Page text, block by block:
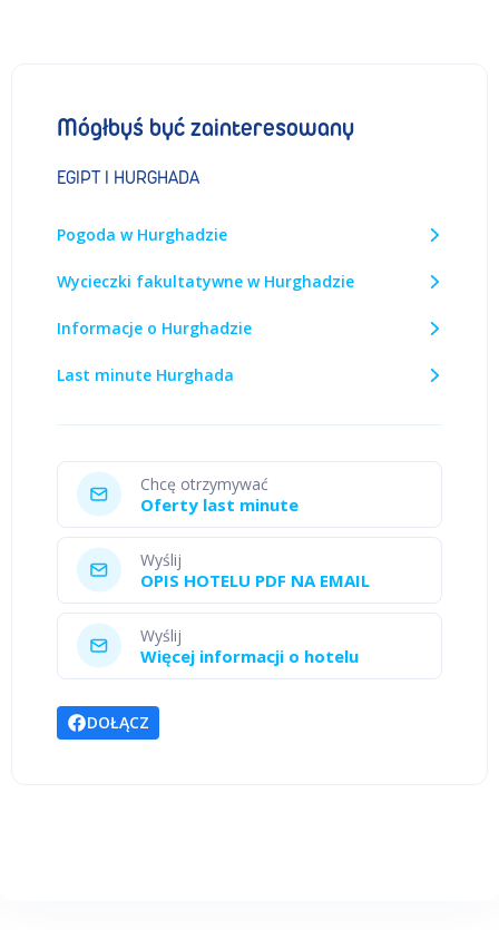
Mógłbyś być zainteresowany
EGIPT I HURGHADA
Pogoda w Hurghadzie
Wycieczki fakultatywne w Hurghadzie
Informacje o Hurghadzie
Last minute Hurghada
Chcę otrzymywać
Oferty last minute
Wyślij
OPIS HOTELU PDF NA EMAIL
Wyślij
Więcej informacji o hotelu
DOŁĄCZ